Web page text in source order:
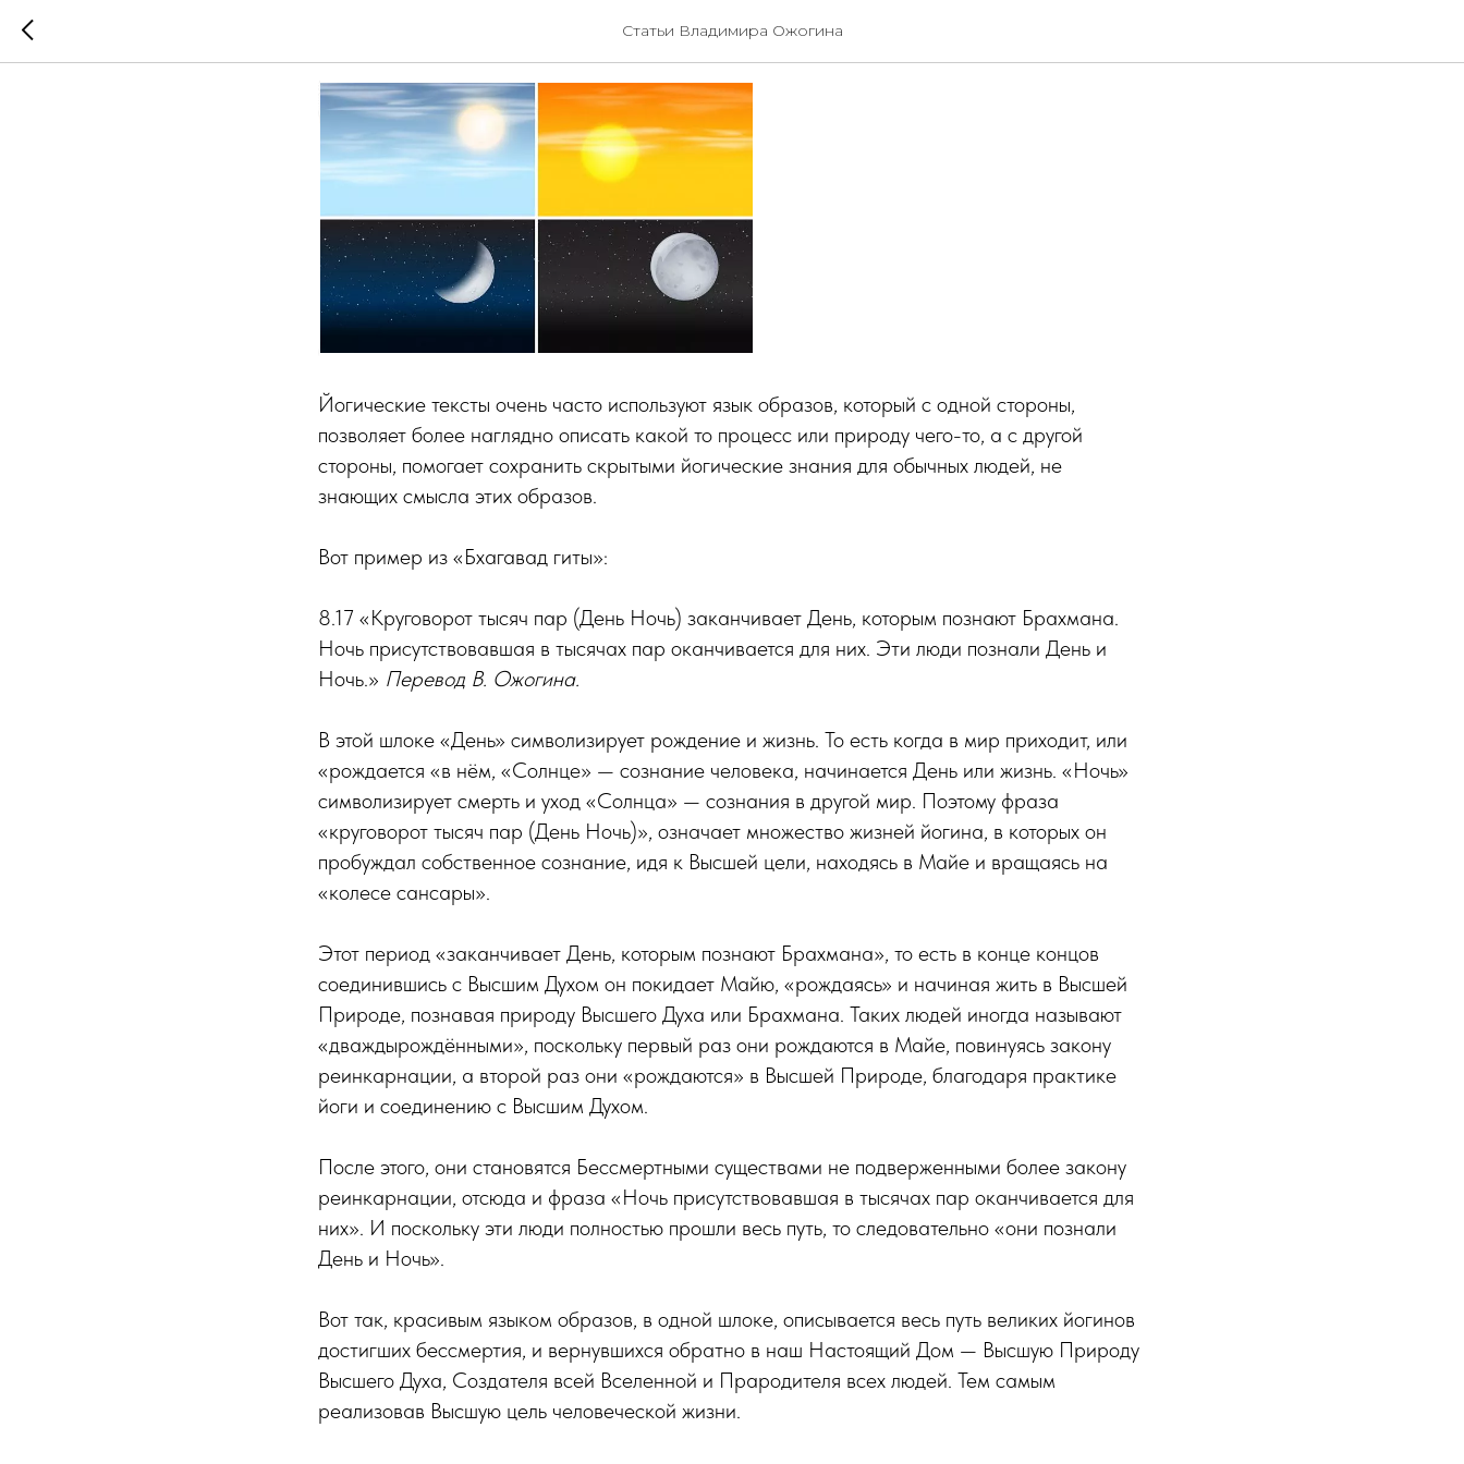
Статьи Владимира Ожогина
Йогические тексты очень часто используют язык образов, который с одной стороны,
позволяет более наглядно описать какой то процесс или природу чего-то, а с другой
стороны, помогает сохранить скрытыми йогические знания для обычных людей, не
знающих смысла этих образов.
Вот пример из «Бхагавад гиты»:
8.17 «Круговорот тысяч пар (День Ночь) заканчивает День, которым познают Брахмана.
Ночь присутствовавшая в тысячах пар оканчивается для них. Эти люди познали День и
Ночь.» Перевод В. Ожогина.
В этой шлоке «День» символизирует рождение и жизнь. То есть когда в мир приходит, или
«рождается «в нём, «Солнце» — сознание человека, начинается День или жизнь. «Ночь»
символизирует смерть и уход «Солнца» — сознания в другой мир. Поэтому фраза
«круговорот тысяч пар (День Ночь)», означает множество жизней йогина, в которых он
пробуждал собственное сознание, идя к Высшей цели, находясь в Майе и вращаясь на
«колесе сансары».
Этот период «заканчивает День, которым познают Брахмана», то есть в конце концов
соединившись с Высшим Духом он покидает Майю, «рождаясь» и начиная жить в Высшей
Природе, познавая природу Высшего Духа или Брахмана. Таких людей иногда называют
«дваждырождёнными», поскольку первый раз они рождаются в Майе, повинуясь закону
реинкарнации, а второй раз они «рождаются» в Высшей Природе, благодаря практике
йоги и соединению с Высшим Духом.
После этого, они становятся Бессмертными существами не подверженными более закону
реинкарнации, отсюда и фраза «Ночь присутствовавшая в тысячах пар оканчивается для
них». И поскольку эти люди полностью прошли весь путь, то следовательно «они познали
День и Ночь».
Вот так, красивым языком образов, в одной шлоке, описывается весь путь великих йогинов
достигших бессмертия, и вернувшихся обратно в наш Настоящий Дом — Высшую Природу
Высшего Духа, Создателя всей Вселенной и Прародителя всех людей. Тем самым
реализовав Высшую цель человеческой жизни.